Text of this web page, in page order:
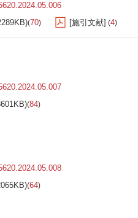
(70) [施引文献] (4)
(84)
(64)